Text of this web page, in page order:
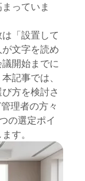
敗と対処法
問
めのアクシ
っていま
「設置して
文字を読め
開始までに
記事では、
方を検討さ
理者の方々
の選定ポイ
す。